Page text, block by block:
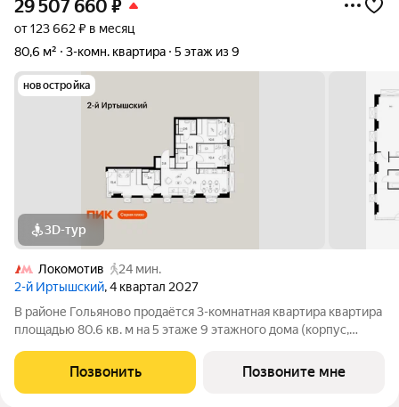
29 507 660 ₽
от 123 662 ₽ в месяц
80,6 м²
3-комн. квартира 5 этаж из 9
новостройка
3D-тур
Локомотив
24 мин.
2-й Иртышский, 4 квартал 2027
В районе Гольяново продаётся 3-комнатная квартира квартира
площадью 80.6 кв. м на 5 этаже 9 этажного дома (корпус,
расположение 25 минут пешком до станции метро
«Черкизовская» 14 минут на автомобиле до
Позвонить Позвоните мне